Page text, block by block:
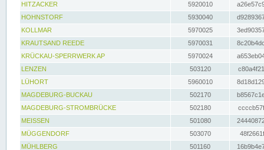
HITZACKER
5920010
HOHNSTORF
5930040
KOLLMAR
5970025
KRAUTSAND REEDE
5970031
KRÜCKAU-SPERRWERK AP
5970024
LENZEN
503120
LÜHORT
5960010
MAGDEBURG-BUCKAU
502170
MAGDEBURG-STROMBRÜCKE
502180
MEISSEN
501080
MÜGGENDORF
503070
MÜHLBERG
501160